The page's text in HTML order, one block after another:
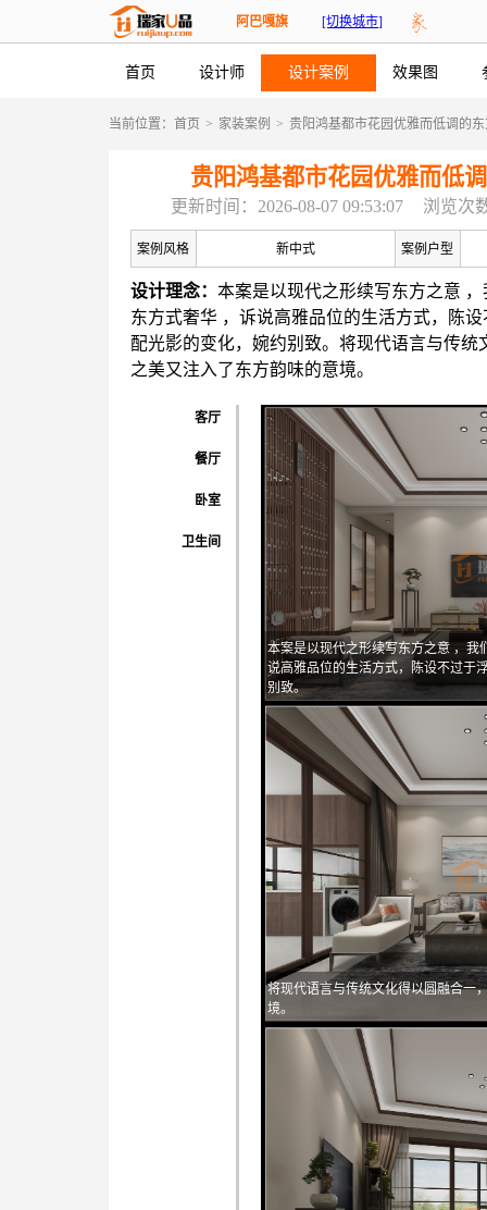
阿巴嘎旗 [切换城市]
首页 设计师 设计案例 效果图
当前位置： 首页 > 家装案例 > 贵阳鸿基都市花园优雅而低调的
贵阳鸿基都市花园优雅而低
更新时间：2026-08-07 09:53:07 浏览次
案例风格 新中式 案例户型
设计理念： 本案是以现代之形续写东方之意
东方式奢华 ，诉说高雅品位的生活方式，陈
配光影的变化，婉约别致。将现代语言与传统
之美又注入了东方韵味的意境。
客厅
餐厅
卧室
卫生间
本案是以现代之形续写东方之意 ，我
说高雅品位的生活方式，陈设不过于
别致。
将现代语言与传统文化得以圆融合一
境。